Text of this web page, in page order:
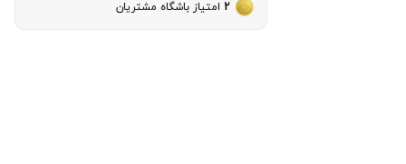
2 امتیاز باشگاه مشتریان